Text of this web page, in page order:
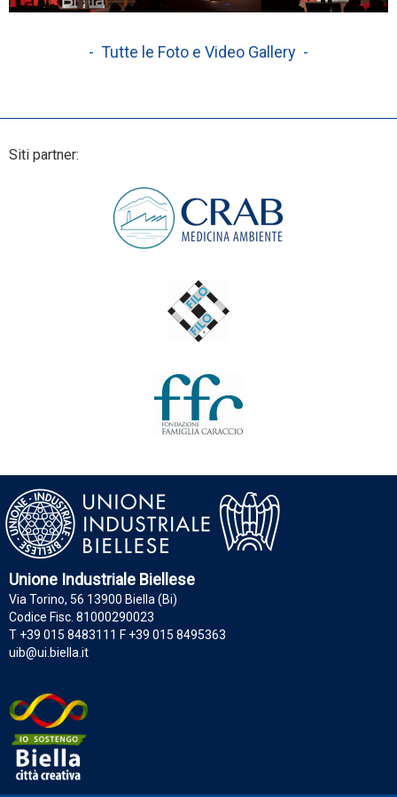
- Tutte le Foto e Video Gallery -
Siti partner:
Unione Industriale Biellese
Via Torino, 56 13900 Biella (Bi)
Codice Fisc. 81000290023
T +39 015 8483111 F +39 015 8495363
uib@ui.biella.it